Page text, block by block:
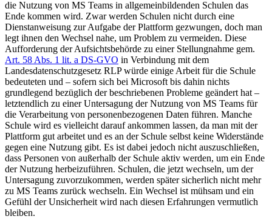
die Nutzung von MS Teams in allgemeinbildenden Schulen das
Ende kommen wird. Zwar werden Schulen nicht durch eine
Dienstanweisung zur Aufgabe der Plattform gezwungen, doch man
legt ihnen den Wechsel nahe, um Problem zu vermeiden. Diese
Aufforderung der Aufsichtsbehörde zu einer Stellungnahme gem.
Art. 58 Abs. 1 lit. a DS-GVO in Verbindung mit dem
Landesdatenschutzgesetz RLP würde einige Arbeit für die Schule
bedeuteten und – sofern sich bei Microsoft bis dahin nichts
grundlegend bezüglich der beschriebenen Probleme geändert hat –
letztendlich zu einer Untersagung der Nutzung von MS Teams für
die Verarbeitung von personenbezogenen Daten führen. Manche
Schule wird es vielleicht darauf ankommen lassen, da man mit der
Plattform gut arbeitet und es an der Schule selbst keine Widerstände
gegen eine Nutzung gibt. Es ist dabei jedoch nicht auszuschließen,
dass Personen von außerhalb der Schule aktiv werden, um ein Ende
der Nutzung herbeizuführen. Schulen, die jetzt wechseln, um der
Untersagung zuvorzukommen, werden später sicherlich nicht mehr
zu MS Teams zurück wechseln. Ein Wechsel ist mühsam und ein
Gefühl der Unsicherheit wird nach diesen Erfahrungen vermutlich
bleiben.